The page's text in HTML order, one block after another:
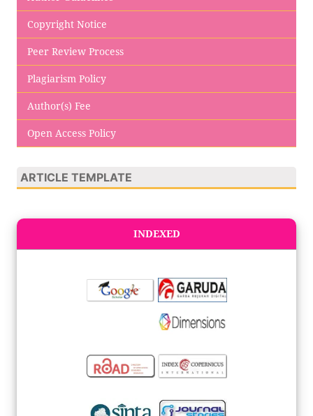
Copyright Notice
Peer Review Process
Plagiarism Policy
Author(s) Fee
Open Access Policy
ARTICLE TEMPLATE
INDEXED